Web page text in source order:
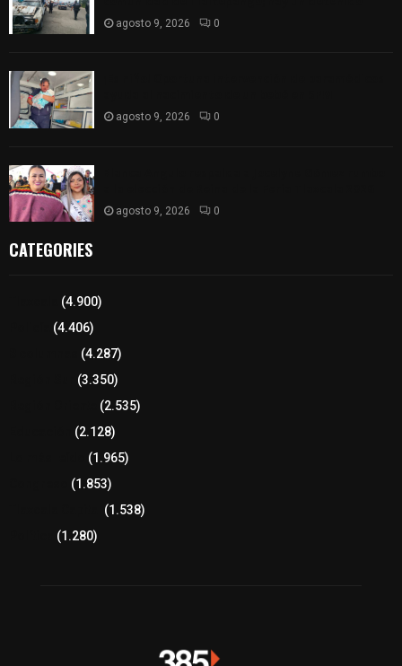
agosto 9, 2026 0
agosto 9, 2026 0
agosto 9, 2026 0
CATEGORIES
(4.900)
(4.406)
(4.287)
(3.350)
(2.535)
(2.128)
(1.965)
(1.853)
(1.538)
(1.280)